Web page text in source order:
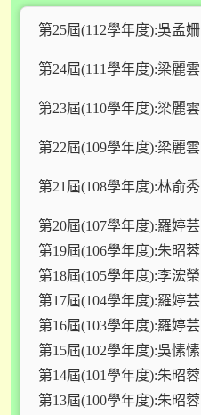
第25屆(112學年度):吳孟姍
第24屆(111學年度):梁麗雲
第23屆(110學年度):梁麗雲
第22屆(109學年度):梁麗雲
第21屆(108學年度):林俞秀
第20屆(107學年度):羅婷芸
第19屆(106學年度):朱昭蓉
第18屆(105學年度):李浤榮
第17屆(104學年度):羅婷芸
第16屆(103學年度):羅婷芸
第15屆(102學年度):吳愫愫
第14屆(101學年度):朱昭蓉
第13屆(100學年度):朱昭蓉